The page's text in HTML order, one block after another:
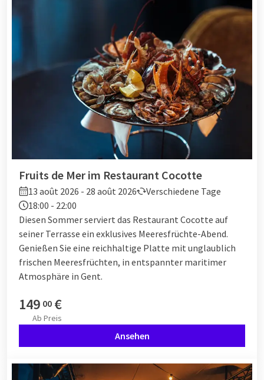
Fruits de Mer im Restaurant Cocotte
13 août 2026 - 28 août 2026
Verschiedene Tage
18:00 - 22:00
Diesen Sommer serviert das Restaurant Cocotte auf
seiner Terrasse ein exklusives Meeresfrüchte-Abend.
Genießen Sie eine reichhaltige Platte mit unglaublich
frischen Meeresfrüchten, in entspannter maritimer
Atmosphäre in Gent.
149 00 €
Ab Preis
Ansehen